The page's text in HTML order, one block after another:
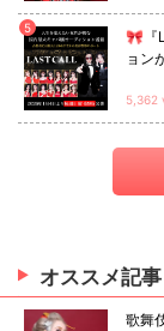
5
🎀『
ョン
5,362
オススメ記事
歌舞